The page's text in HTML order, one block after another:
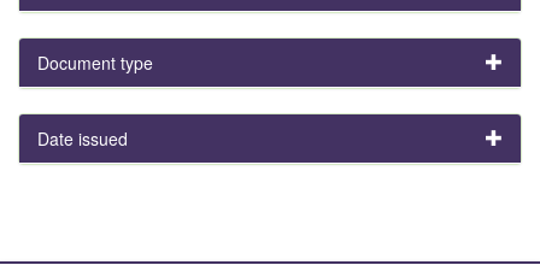
Document type
Date issued